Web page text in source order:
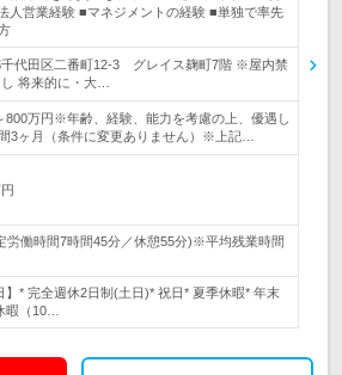
人営業経験 ■マネジメントの経験 ■単独で率先
千代田区二番町12-3 グレイス麹町7階 ※屋内禁
将来的に・大…
800万円※年齢、経験、能力を考慮の上、優遇し
3ヶ月（条件に変更ありません）※上記…
労働時間7時間45分／休憩55分)※平均残業時間
】* 完全週休2日制(土日)* 祝日* 夏季休暇* 年末
暇（10…